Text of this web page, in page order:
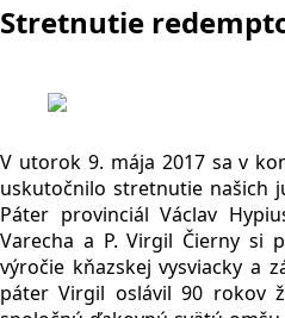
Stretnutie
V utorok 9. mája 2017 sa v
uskutočnilo stretnutie našich
Páter provinciál Václav
Varecha a P. Virgil Čierny si
výročie kňazskej vysviacky a
páter Virgil oslávil 90 rokov